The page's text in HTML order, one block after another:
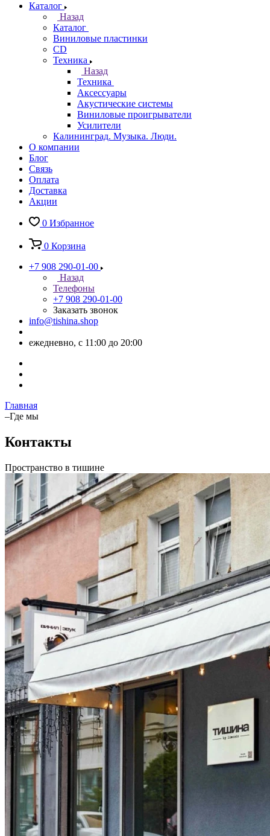
Каталог
Назад
Каталог
Виниловые пластинки
CD
Техника
Назад
Техника
Аксессуары
Акустические системы
Виниловые проигрыватели
Усилители
Калининград. Музыка. Люди.
О компании
Блог
Связь
Оплата
Доставка
Акции
0 Избранное
0 Корзина
+7 908 290-01-00
Назад
Телефоны
+7 908 290-01-00
Заказать звонок
info@tishina.shop
ежедневно, с 11:00 до 20:00
Главная
–Где мы
Контакты
Пространство в тишине